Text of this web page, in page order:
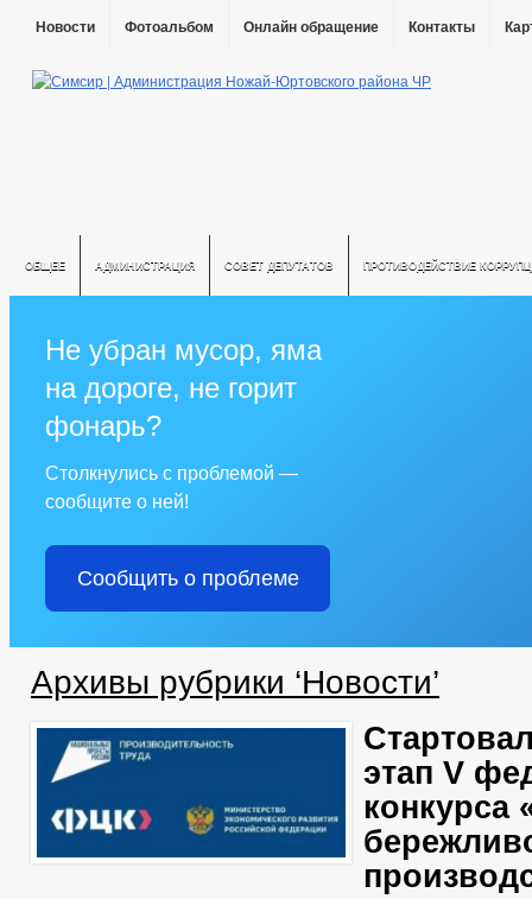
Новости Фотоальбом Онлайн обращение Контакты
ОБЩЕЕ АДМИНИСТРАЦИЯ СОВЕТ ДЕПУТАТОВ ПРОТИВОДЕЙСТВИЕ
Не убран мусор, яма
на дороге, не горит
фонарь?
Столкнулись с проблемой —
сообщите о ней!
Сообщить о проблеме
Архивы рубрики ‘Новости’
этап V
конкурса